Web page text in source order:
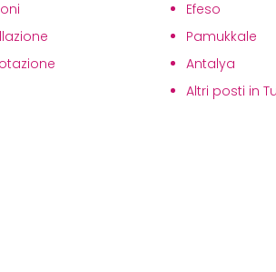
Efeso
Pamukkale
Antalya
Altri posti in